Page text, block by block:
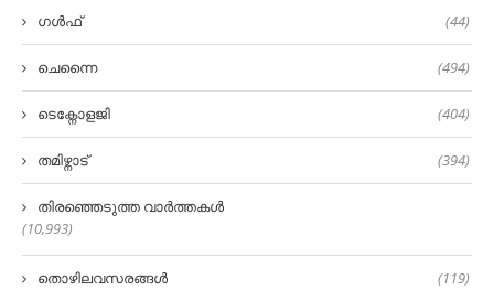
ഗൾഫ് (44)
ചെന്നൈ (494)
ടെക്നോളജി (404)
തമിഴ്നാട് (394)
തിരഞ്ഞെടുത്ത വാർത്തകൾ
(10,993)
തൊഴിലവസരങ്ങൾ (119)